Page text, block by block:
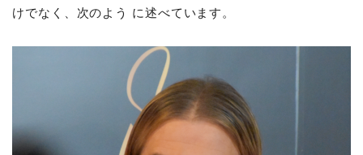
けでなく、次のよう に述べています。